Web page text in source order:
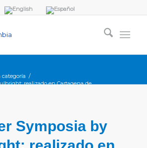
categoría /
realizado en Cartagena de
Symposia by